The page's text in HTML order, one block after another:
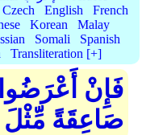
Czech English
French
Korean
Malay
Somali
Spanish
Transliteration [+]
فَإِنْ
صَاعِقَةً مِّثْلَ